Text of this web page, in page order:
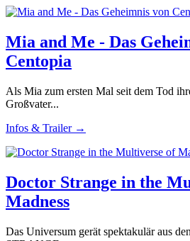
Mia and Me - Das
Centopia
Als Mia zum ersten Mal seit dem Tod
Großvater...
Infos & Trailer →
Doctor Strange in the
Madness
Das Universum gerät spektakulär aus